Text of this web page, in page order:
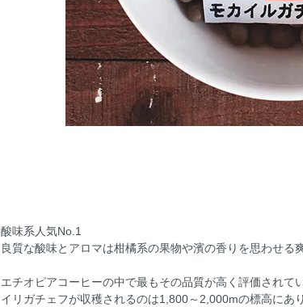
酸味系人気No.1
良質な酸味とアロマは柑橘系の果物や濱の香りを思わせる
エチオピアコーヒーの中で最もその品質が高く評価されて
イリガチェフが収穫されるのは1,800～2,000mの標高にあ